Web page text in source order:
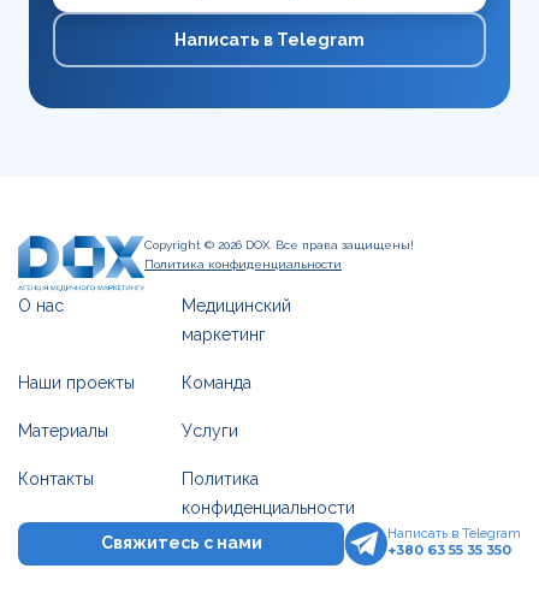
Написать в Telegram
Написать в Telegram
Copyright © 2026 DOX. Все права защищены!
Политика конфиденциальности
О нас
Медицинский
маркетинг
Наши проекты Команда
Материалы Услуги
Контакты
Политика
конфиденциальности
Свяжитесь с нами
Написать в Telegram
+380 63 55 35 350